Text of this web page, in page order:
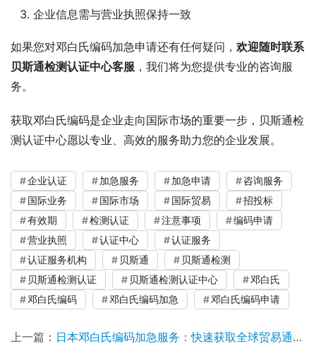
企业信息需与营业执照保持一致
如果您对邓白氏编码加急申请还有任何疑问， 欢迎随时联系
贝斯通检测认证中心客服 ，我们将为您提供专业的咨询服
务。
获取邓白氏编码是企业走向国际市场的重要一步，贝斯通检
测认证中心愿以专业、高效的服务助力您的企业发展。
企业认证 加急服务 加急申请
咨询服务
国际业务
国际市场 国际贸易
招投标
有效期
检测认证 注意事项
编码申请
营业执照
认证中心
认证服务
认证服务机构
贝斯通
贝斯通检测
贝斯通检测认证
贝斯通检测认证中心
邓白氏
邓白氏编码
邓白氏编码加急 邓白氏编码申请
上一篇： 日本邓白氏编码加急服务：快速获取全球贸易通行证